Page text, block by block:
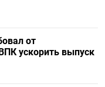
от
ускорить выпуск